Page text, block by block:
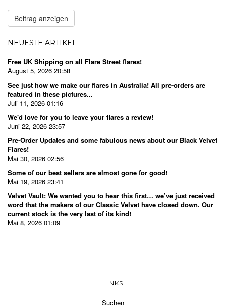
Beitrag anzeigen
NEUESTE ARTIKEL
Free UK Shipping on all Flare Street flares!
August 5, 2026 20:58
See just how we make our flares in Australia! All pre-orders are
featured in these pictures...
Juli 11, 2026 01:16
We'd love for you to leave your flares a review!
Juni 22, 2026 23:57
Pre-Order Updates and some fabulous news about our Black Velvet
Flares!
Mai 30, 2026 02:56
Some of our best sellers are almost gone for good!
Mai 19, 2026 23:41
Velvet Vault: We wanted you to hear this first… we’ve just received
word that the makers of our Classic Velvet have closed down. Our
current stock is the very last of its kind!
Mai 8, 2026 01:09
LINKS
Suchen